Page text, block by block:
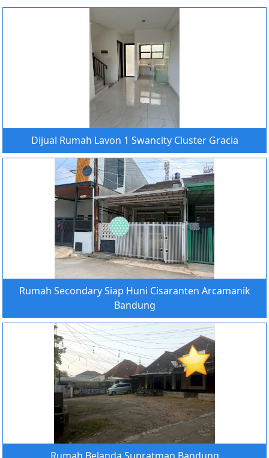
Dijual Rumah Lavon 1 Swancity Cluster Gracia
Rumah Secondary Siap Huni Cisaranten Arcamanik
Bandung